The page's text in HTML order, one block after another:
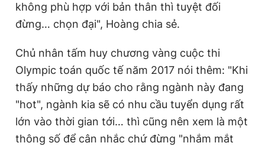
không phù hợp với bản thân thì tuyệt đối
đừng… chọn đại", Hoàng chia sẻ.
Chủ nhân tấm huy chương vàng cuộc thi
Olympic toán quốc tế năm 2017 nói thêm: "Khi
thấy những dự báo cho rằng ngành này đang
"hot", ngành kia sẽ có nhu cầu tuyển dụng rất
lớn vào thời gian tới… thì cũng nên xem là một
thông số để cân nhắc chứ đừng "nhắm mắt